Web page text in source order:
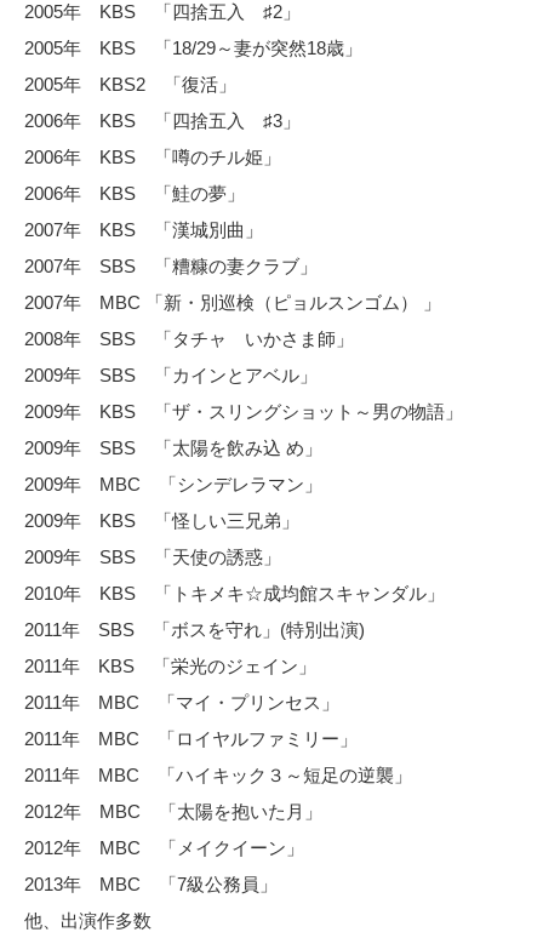
2005年 KBS 「四捨五入 ♯2」
2005年 KBS 「18/29～妻が突然18歳」
2005年 KBS2 「復活」
2006年 KBS 「四捨五入 ♯3」
2006年 KBS 「噂のチル姫」
2006年 KBS 「鮭の夢」
2007年 KBS 「漢城別曲」
2007年 SBS 「糟糠の妻クラブ」
2007年 MBC 「新・別巡検（ピョルスンゴム） 」
2008年 SBS 「タチャ いかさま師」
2009年 SBS 「カインとアベル」
2009年 KBS 「ザ・スリングショット～男の物語」
2009年 SBS 「太陽を飲み込 め」
2009年 MBC 「シンデレラマン」
2009年 KBS 「怪しい三兄弟」
2009年 SBS 「天使の誘惑」
2010年 KBS 「トキメキ☆成均館スキャンダル」
2011年 SBS 「ボスを守れ」(特別出演)
2011年 KBS 「栄光のジェイン」
2011年 MBC 「マイ・プリンセス」
2011年 MBC 「ロイヤルファミリー」
2011年 MBC 「ハイキック３～短足の逆襲」
2012年 MBC 「太陽を抱いた月」
2012年 MBC 「メイクイーン」
2013年 MBC 「7級公務員」
他、出演作多数